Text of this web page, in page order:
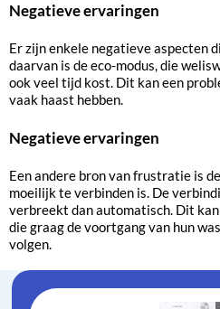
Negatieve ervaringen
Er zijn enkele negatieve aspecten
daarvan is de eco-modus, die
ook veel tijd kost. Dit kan een
vaak haast hebben.
Negatieve ervaringen
Een andere bron van frustratie is
moeilijk te verbinden is. De
verbreekt dan automatisch. Dit
die graag de voortgang van hun
volgen.